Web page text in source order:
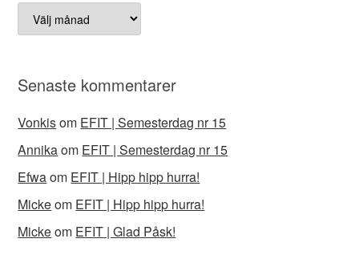
Arkiv
Senaste kommentarer
Vonkisom EFIT | Semesterdag nr 15
Annikaom EFIT | Semesterdag nr 15
Efwaom EFIT | Hipp hipp hurra!
Mickeom EFIT | Hipp hipp hurra!
Mickeom EFIT | Glad Påsk!